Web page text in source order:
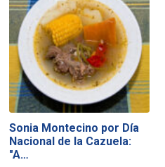
Sonia Montecino por Día
Nacional de la Cazuela:
"A…